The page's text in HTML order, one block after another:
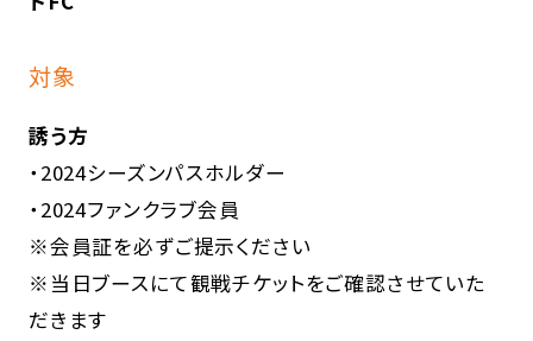
対象
誘う方
・2024シーズンパスホルダー
・2024ファンクラブ会員
※会員証を必ずご提示ください
※当日ブースにて観戦チケットをご確認させていた
だきます